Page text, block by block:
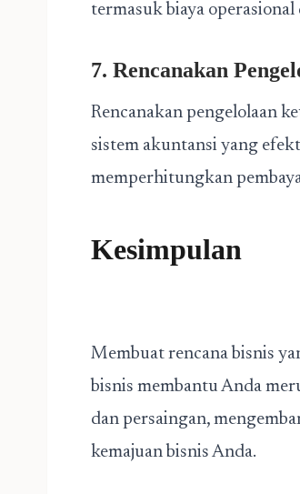
termasuk biaya operasional
7. Rencanakan
Rencanakan pengelolaan
sistem akuntansi yang
memperhitungkan
Kesimpulan
Membuat rencana bisnis
bisnis membantu Anda
dan persaingan,
kemajuan bisnis Anda.